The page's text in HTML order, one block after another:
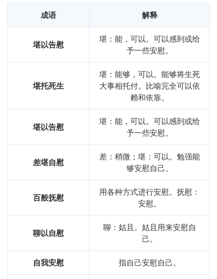
跨文化比较：
在英语中，“find comfort in”或“take solace in”可以表达类似
的意思。虽然字面翻译不同，但都传达了在困境中寻找安慰
的情感。例如，英语中常用“Every cloud has a silver lining”
来表达即使在困难中也能找到希望。
反思与总结：
解。这个成语不仅丰富了我的词汇，也让我在面临困境时，
能够更有意识地运用语言来寻求安慰和支持。在日常交流
中，适当地使用这个成语，可以增强语言的表现力和情感的
基础信息
kān yǐ gào
用法 "作谓语、定语；用于书面语"
慰
kān
堪
gào
告 以
成语 解释
堪以告慰
堪：能，可以。可以感到或给
予一些安慰。
堪托死生
堪：能够，可以。能够将生死
大事相托付。比喻完全可以依
赖和依靠。
堪以告慰
堪：能，可以。可以感到或给
予一些安慰。
差堪自慰
差：稍微；堪：可以。勉强能
够安慰自己。
百般抚慰
用各种方式进行安慰。抚慰：
安慰。
聊以自慰
聊：姑且。姑且用来安慰自
己。
自我安慰 指自己安慰自己。